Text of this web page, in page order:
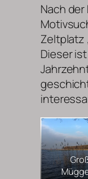
Nach
Zeltplatz
Dieser